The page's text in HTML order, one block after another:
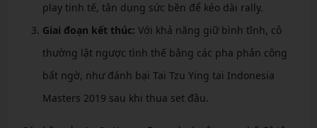
play tinh tế, tận dụng sức bền để kéo dài rally.
Giai đoạn kết thúc: Với khả năng giữ bình tĩnh, cô
thường lật ngược tình thế bằng các pha phản công
bất ngờ, như đánh bại Tai Tzu Ying tại Indonesia
Masters 2019 sau khi thua set đầu.